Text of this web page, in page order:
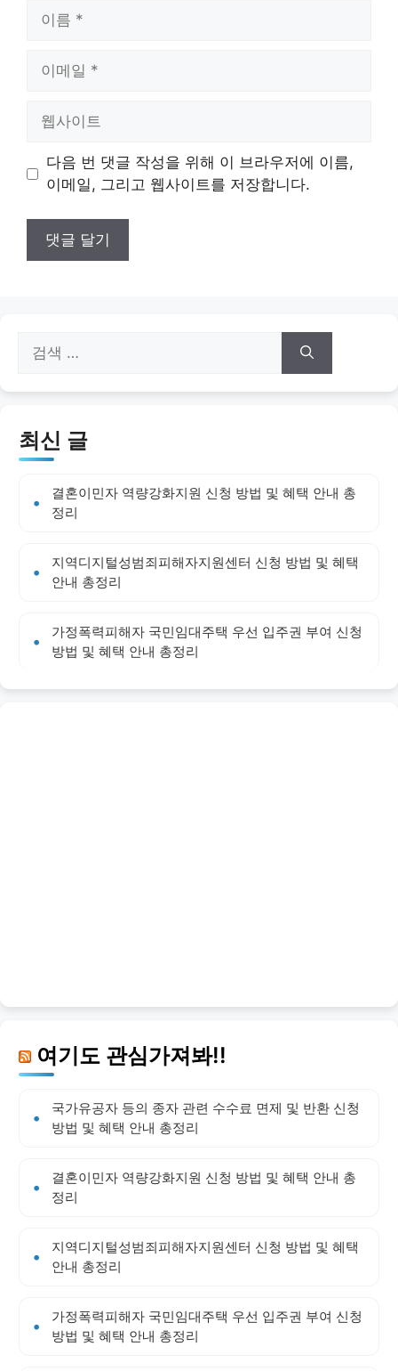
트
다음 번 댓글 작성을 위해 이 브라우저에 이름,
이메일, 그리고 웹사이트를 저장합니다.
색:
최신 글
결혼이민자 역량강화지원 신청 방법 및 혜택 안내 총
정리
지역디지털성범죄피해자지원센터 신청 방법 및 혜택
안내 총정리
가정폭력피해자 국민임대주택 우선 입주권 부여 신청
방법 및 혜택 안내 총정리
여기도 관심가져봐!!
국가유공자 등의 종자 관련 수수료 면제 및 반환 신청
방법 및 혜택 안내 총정리
결혼이민자 역량강화지원 신청 방법 및 혜택 안내 총
정리
지역디지털성범죄피해자지원센터 신청 방법 및 혜택
안내 총정리
가정폭력피해자 국민임대주택 우선 입주권 부여 신청
방법 및 혜택 안내 총정리